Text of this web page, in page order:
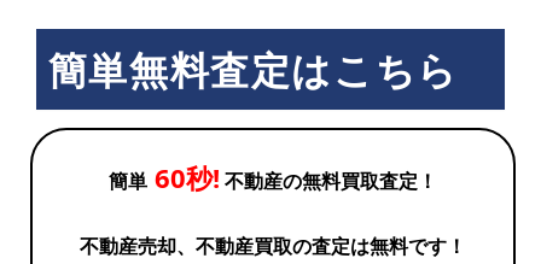
簡単無料査定はこちら
簡単 60秒! 不動産の無料買取査定！
不動産売却、不動産買取の査定は無料です！